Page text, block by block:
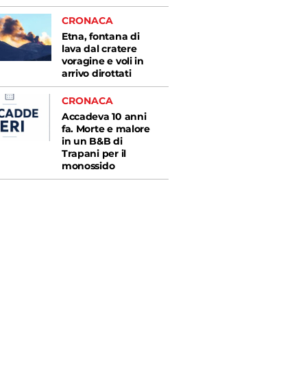
CRONACA
Etna, fontana di
lava dal cratere
voragine e voli in
arrivo dirottati
CRONACA
Accadeva 10 anni
fa. Morte e malore
in un B&B di
Trapani per il
monossido